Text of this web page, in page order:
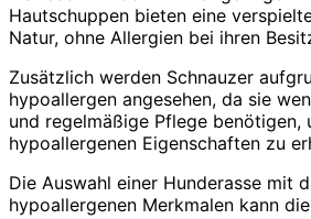
Hautschuppen bieten eine
Natur, ohne Allergien bei ihren
Zusätzlich werden Schnauzer
hypoallergen angesehen, da sie
und regelmäßige Pflege benötigen,
hypoallergenen Eigenschaften zu
Die Auswahl einer Hunderasse mit
hypoallergenen Merkmalen kann